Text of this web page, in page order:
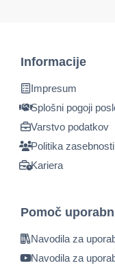
Informacije
Impresum
Splošni pogoji
Varstvo podatkov
Politika zasebnosti
Kariera
Pomoč
Navodila za
Navodila za